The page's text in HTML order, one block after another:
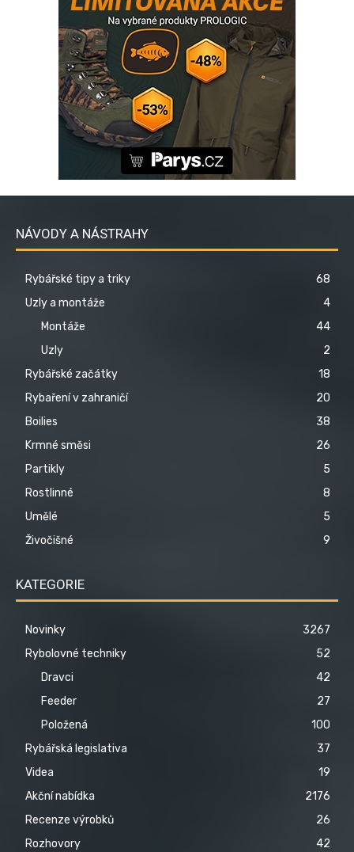
NÁVODY A NÁSTRAHY
Rybářské tipy a triky
68
Uzly a montáže
4
Montáže
44
Uzly
2
Rybářské začátky
18
Rybaření v zahraničí
20
Boilies
38
Krmné směsi
26
Partikly
5
Rostlinné
8
Umělé
5
Živočišné
9
KATEGORIE
Novinky
3267
Rybolovné techniky
52
Dravci
42
Feeder
27
Položená
100
Rybářská legislativa
37
Videa
19
Akční nabídka
2176
Recenze výrobků
26
Rozhovory
42